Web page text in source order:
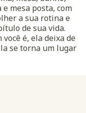
mesa posta, com
a sua rotina e
de sua vida.
é, ela deixa de
se torna um lugar